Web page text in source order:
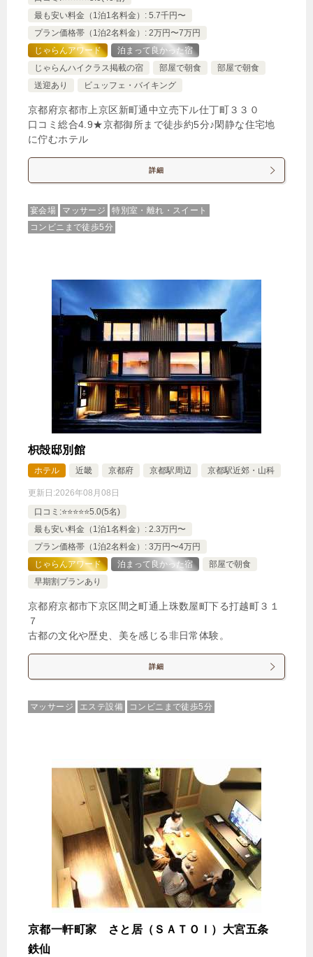
【禁煙】京の和室（くつろぎの和室８畳）
16,500円
じゃらんで確認する
【食事なし◆素泊り】駅・バス停も近く観光/仕事拠
点に最適♪最終イン22時で京都満喫！
【禁煙】京の和室（くつろぎの和室10畳）
1泊大人1名合計（税込）
【本州・四国・九州エリアの方限定】＜宅配サービ
ス付＞京の思い出は楽々ご自宅へ♪夕食：個室食で京
会席
和室 🍴朝食・夕食 IN15:00- OUT -10:00
【禁煙】京の和室（くつろぎの和室10畳）
1泊大人1名合計（税込）
最も安い料金（1泊1名料金）: 5.7千円〜
プラン価格帯（1泊2名料金）: 2万円〜7万円
じゃらんアワード
泊まって良かった宿
じゃらんハイクラス掲載の宿
部屋で朝食
部屋で朝食
送迎あり
ビュッフェ・バイキング
京都府京都市上京区新町通中立売下ル仕丁町３３０
口コミ総合4.9★京都御所まで徒歩約5分♪閑静な住宅地
に佇むホテル
詳細
宴会場 マッサージ
特別室・離れ・スイート
コンビニまで徒歩5分
枳殻邸別館
ホテル 近畿 京都府 京都駅周辺 京都駅近郊・山科
更新日:2026年08月08日
口コミ:⭐️⭐️⭐️⭐️⭐️5.0(5名)
最も安い料金（1泊1名料金）: 2.3万円〜
プラン価格帯（1泊2名料金）: 3万円〜4万円
じゃらんアワード
泊まって良かった宿
部屋で朝食
早期割プランあり
京都府京都市下京区間之町通上珠数屋町下る打越町３１
７
古都の文化や歴史、美を感じる非日常体験。
詳細
マッサージ エステ設備 コンビニまで徒歩5分
京都一軒町家 さと居（ＳＡＴＯＩ）大宮五条
鉄仙